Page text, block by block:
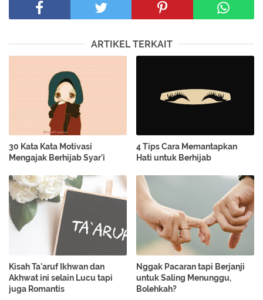
ARTIKEL TERKAIT
30 Kata Kata Motivasi
Mengajak Berhijab Syar'i
4 Tips Cara Memantapkan
Hati untuk Berhijab
Kisah Ta'aruf Ikhwan dan
Akhwat ini selain Lucu tapi
juga Romantis
Nggak Pacaran tapi Berjanji
untuk Saling Menunggu,
Bolehkah?